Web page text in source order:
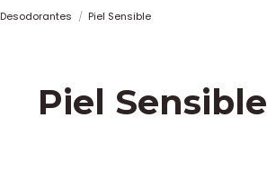
Desodorantes Piel Sensible
Piel Sensible